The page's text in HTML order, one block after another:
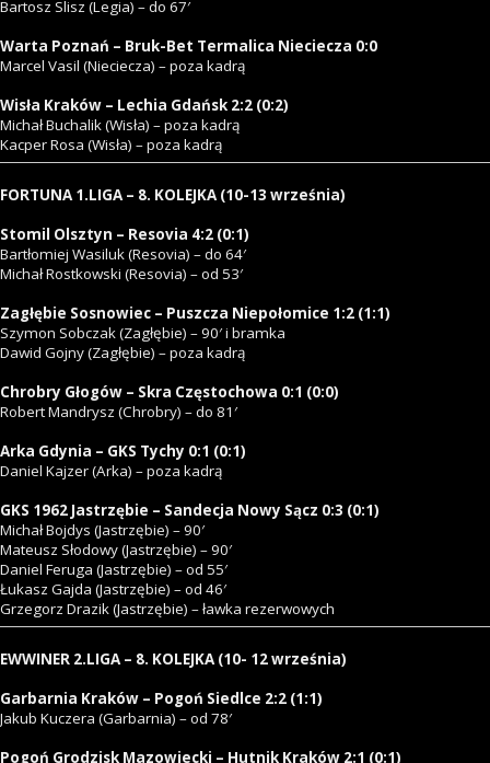
Bartosz Slisz (Legia) – do 67′
Warta Poznań – Bruk-Bet Termalica Nieciecza 0:0
Marcel Vasil (Nieciecza) – poza kadrą
Wisła Kraków – Lechia Gdańsk 2:2 (0:2)
Michał Buchalik (Wisła) – poza kadrą
Kacper Rosa (Wisła) – poza kadrą
FORTUNA 1.LIGA – 8. KOLEJKA (10-13 września)
Stomil Olsztyn – Resovia 4:2 (0:1)
Bartłomiej Wasiluk (Resovia) – do 64′
Michał Rostkowski (Resovia) – od 53′
Zagłębie Sosnowiec – Puszcza Niepołomice 1:2 (1:1)
Szymon Sobczak (Zagłębie) – 90′ i bramka
Dawid Gojny (Zagłębie) – poza kadrą
Chrobry Głogów – Skra Częstochowa 0:1 (0:0)
Robert Mandrysz (Chrobry) – do 81′
Arka Gdynia – GKS Tychy 0:1 (0:1)
Daniel Kajzer (Arka) – poza kadrą
GKS 1962 Jastrzębie – Sandecja Nowy Sącz 0:3 (0:1)
Michał Bojdys (Jastrzębie) – 90′
Mateusz Słodowy (Jastrzębie) – 90′
Daniel Feruga (Jastrzębie) – od 55′
Łukasz Gajda (Jastrzębie) – od 46′
Grzegorz Drazik (Jastrzębie) – ławka rezerwowych
EWWINER 2.LIGA – 8. KOLEJKA (10- 12 września)
Garbarnia Kraków – Pogoń Siedlce 2:2 (1:1)
Jakub Kuczera (Garbarnia) – od 78′
Pogoń Grodzisk Mazowiecki – Hutnik Kraków 2:1 (0:1)